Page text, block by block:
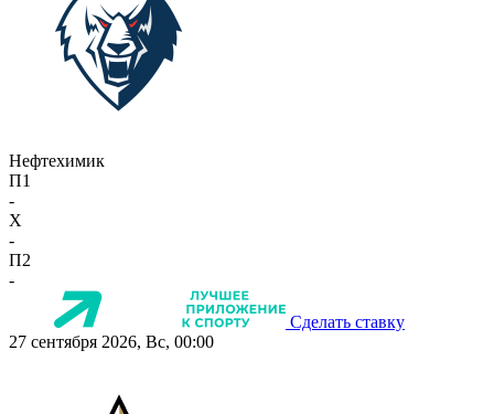
Нефтехимик
П1
-
X
-
П2
-
Сделать ставку
27 сентября 2026, Вс, 00:00